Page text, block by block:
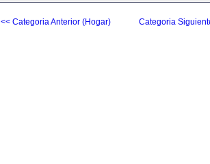
<< Categoria Anterior (Hogar) Categoria